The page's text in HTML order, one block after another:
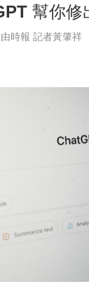
幫你修
時報 記者黃肇祥